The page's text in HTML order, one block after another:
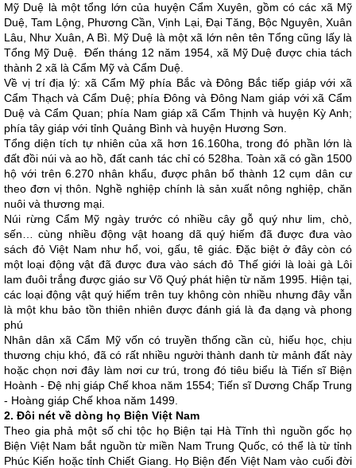
Mỹ Duệ là một tổng lớn của huyện Cẩm Xuyên, gồm có các xã Mỹ
Duệ, Tam Lộng, Phương Cần, Vịnh Lại, Đại Tăng, Bộc Nguyên, Xuân
Lâu, Như Xuân, A Bì. Mỹ Duệ là một xã lớn nên tên Tổng cũng lấy là
Tổng Mỹ Duệ. Đến tháng 12 năm 1954, xã Mỹ Duệ được chia tách
thành 2 xã là Cẩm Mỹ và Cẩm Duệ.
Về vị trí địa lý: xã Cẩm Mỹ phía Bắc và Đông Bắc tiếp giáp với xã
Cẩm Thạch và Cẩm Duệ; phía Đông và Đông Nam giáp với xã Cẩm
Duệ và Cẩm Quan; phía Nam giáp xã Cẩm Thịnh và huyện Kỳ Anh;
phía tây giáp với tỉnh Quảng Bình và huyện Hương Sơn.
Tổng diện tích tự nhiên của xã hơn 16.160ha, trong đó phần lớn là
đất đồi núi và ao hồ, đất canh tác chỉ có 528ha. Toàn xã có gần 1500
hộ với trên 6.270 nhân khẩu, được phân bố thành 12 cụm dân cư
theo đơn vị thôn. Nghề nghiệp chính là sản xuất nông nghiệp, chăn
nuôi và thương mại.
Núi rừng Cẩm Mỹ ngày trước có nhiều cây gỗ quý như lim, chò,
sến… cùng nhiều động vật hoang dã quý hiếm đã được đưa vào
sách đỏ Việt Nam như hổ, voi, gấu, tê giác. Đặc biệt ở đây còn có
một loại động vật đã được đưa vào sách đỏ Thế giới là loài gà Lôi
lam đuôi trắng được giáo sư Võ Quý phát hiện từ năm 1995. Hiện tại,
các loại động vật quý hiếm trên tuy không còn nhiều nhưng đây vẫn
là một khu bảo tồn thiên nhiên được đánh giá là đa dạng và phong
phú
Nhân dân xã Cẩm Mỹ vốn có truyền thống cần cù, hiếu học, chịu
thương chịu khó, đã có rất nhiều người thành danh từ mảnh đất này
hoặc chọn nơi đây làm nơi cư trú, trong đó tiêu biểu là Tiến sĩ Biện
Hoành - Đệ nhị giáp Chế khoa năm 1554; Tiến sĩ Dương Chấp Trung
- Hoàng giáp Chế khoa năm 1499.
2. Đôi nét về dòng họ Biện Việt Nam
Theo gia phả một số chi tộc họ Biện tại Hà Tĩnh thì nguồn gốc họ
Biện Việt Nam bắt nguồn từ miền Nam Trung Quốc, có thể là từ tỉnh
Phúc Kiến hoặc tỉnh Chiết Giang. Họ Biện đến Việt Nam vào cuối đời